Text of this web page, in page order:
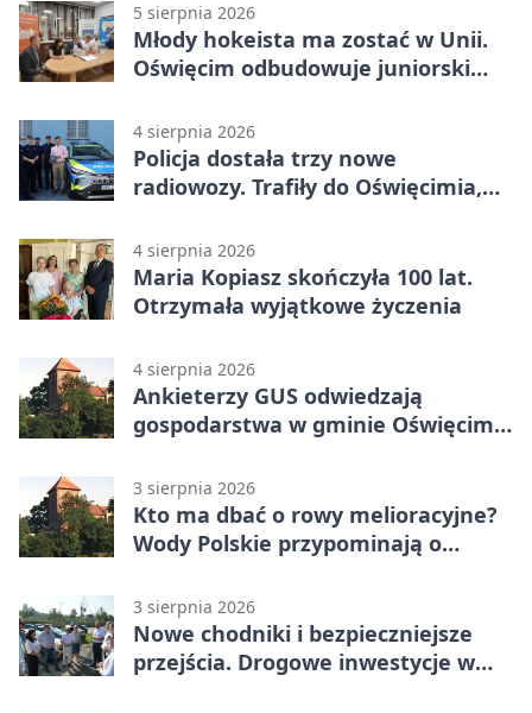
5 sierpnia 2026
Młody hokeista ma zostać w Unii.
Oświęcim odbudowuje juniorski
4 sierpnia 2026
Policja dostała trzy nowe
radiowozy. Trafiły do Oświęcimia,
4 sierpnia 2026
Maria Kopiasz skończyła 100 lat.
Otrzymała wyjątkowe życzenia
4 sierpnia 2026
Ankieterzy GUS odwiedzają
gospodarstwa w gminie Oświęcim.
3 sierpnia 2026
Kto ma dbać o rowy melioracyjne?
Wody Polskie przypominają o
3 sierpnia 2026
Nowe chodniki i bezpieczniejsze
przejścia. Drogowe inwestycje w